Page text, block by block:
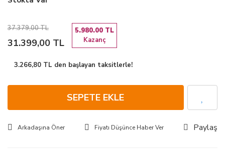
31.399,00 TL
37.379,00 TL
Kazanç
5.980.00 TL
3.266,80 TL den başlayan taksitlerle!
SEPETE EKLE
Arkadaşına Öner Fiyatı Düşünce Haber Ver Paylaş